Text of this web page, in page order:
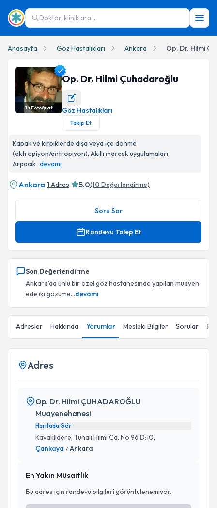
Doktor, klinik ara...
Anasayfa Göz Hastalıkları Ankara Op. Dr. Hilmi
Op. Dr. Hilmi Çuhadaroğlu Profil Fotoğrafı
14Fotoğraf
Op. Dr. Hilmi Çuhadaroğlu
Göz Hastalıkları
Takip Et
Kapak ve kirpiklerde dışa veya içe dönme
(ektropiyon/entropiyon), Akıllı mercek uygulamaları,
Arpacık devamı
Ankara 1 Adres 5.0(10 Değerlendirme)
Soru Sor
Randevu Talep Et
Son Değerlendirme
Ankara'da ünlü bir özel göz hastanesinde yapılan muayen
ede iki gözüme...devamı
Adresler Hakkında Yorumlar Mesleki Bilgiler Sorular
Adres
Op. Dr. Hilmi ÇUHADAROĞLU
Muayenehanesi
Haritada Gör
Kavaklıdere, Tunalı Hilmi Cd. No:96 D:10,
Çankaya / Ankara
En Yakın Müsaitlik
Bu adres için randevu bilgileri görüntülenemiyor.